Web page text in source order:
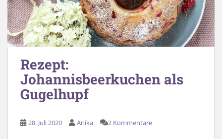
Rezept:
Johannisbeerkuchen als
Gugelhupf
28. Juli 2020 Anika 2 Kommentare